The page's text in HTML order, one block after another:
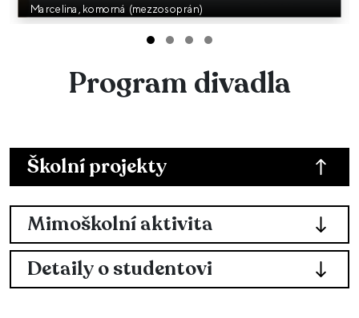
Školní projekty
Mimoškolní aktivita
Detaily o studentovi
Marcelina, komorná (mezzosoprán)
Program divadla